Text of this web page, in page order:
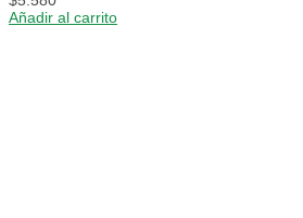
Añadir al carrito